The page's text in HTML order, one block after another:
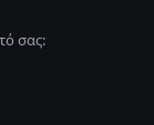
σας: